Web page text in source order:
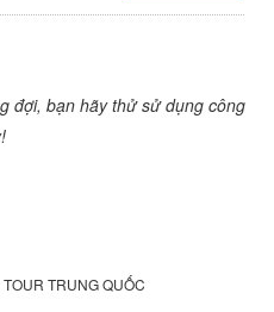
đợi, bạn hãy thử sử dụng công
TRUNG QUỐC